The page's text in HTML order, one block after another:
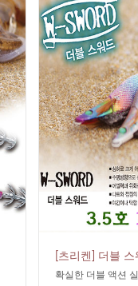
[츠리켄] 더블
확실한 더블 액션